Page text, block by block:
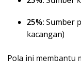
25%: Sumber
kacangan)
Pola ini membantu